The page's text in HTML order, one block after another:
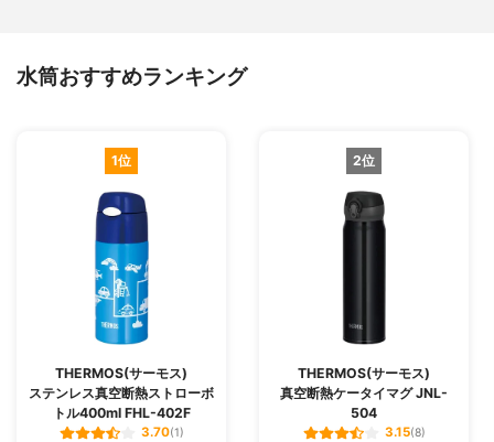
水筒おすすめランキング
1位
THERMOS(サーモス)
ステンレス真空断熱ストローボ
トル400ml FHL-402F
3.70(1)
2位
THERMOS(サーモス)
真空断熱ケータイマグ JNL-
504
3.15(8)